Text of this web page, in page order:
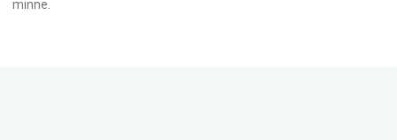
minne.